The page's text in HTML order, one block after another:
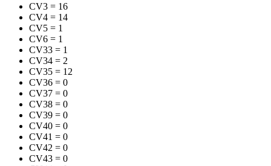
CV3 = 16
CV4 = 14
CV5 = 1
CV6 = 1
CV33 = 1
CV34 = 2
CV35 = 12
CV36 = 0
CV37 = 0
CV38 = 0
CV39 = 0
CV40 = 0
CV41 = 0
CV42 = 0
CV43 = 0